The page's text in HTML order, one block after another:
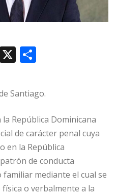
M X
m
p
ar
ti
r
Santiago.
República Dominicana
de carácter penal cuya
en la República
de conducta
mediante el cual se
o verbalmente a la